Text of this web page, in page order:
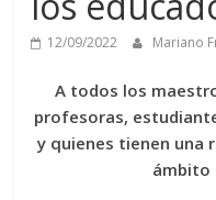
12/09/2022 Mariano
A todos los
profesoras,
y quienes tienen una
ámbito